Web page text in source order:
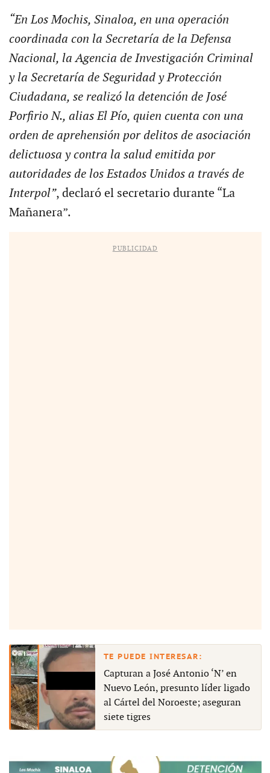
“En Los Mochis, Sinaloa, en una operación
coordinada con la Secretaría de la Defensa
Nacional, la Agencia de Investigación Criminal
y la Secretaría de Seguridad y Protección
Ciudadana, se realizó la detención de José
Porfirio N., alias El Pío, quien cuenta con una
orden de aprehensión por delitos de asociación
delictuosa y contra la salud emitida por
autoridades de los Estados Unidos a través de
Interpol”, declaró el secretario durante “La
Mañanera”.
PUBLICIDAD
Capturan a José Antonio ‘N’ en
Nuevo León, presunto líder ligado
al Cártel del Noroeste; aseguran
siete tigres